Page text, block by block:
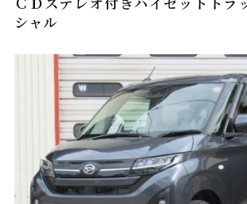
シャル